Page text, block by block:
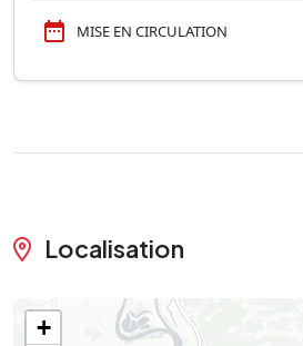
MISE EN CIRCULATION
Localisation
+